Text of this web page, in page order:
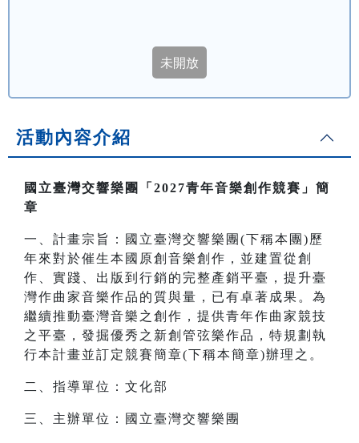
活動內容介紹
國立臺灣交響樂團「2027青年音樂創作競賽」簡
章
一、計畫宗旨：國立臺灣交響樂團(下稱本團)歷
年來對於催生本國原創音樂創作，並建置從創
作、實踐、出版到行銷的完整產銷平臺，提升臺
灣作曲家音樂作品的質與量，已有卓著成果。為
繼續推動臺灣音樂之創作，提供青年作曲家競技
之平臺，發掘優秀之新創管弦樂作品，特規劃執
行本計畫並訂定競賽簡章(下稱本簡章)辦理之。
二、指導單位：文化部
三、主辦單位：國立臺灣交響樂團